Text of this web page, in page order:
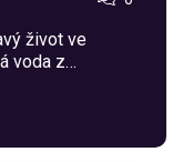
život ve
voda z
jsou nutné pro